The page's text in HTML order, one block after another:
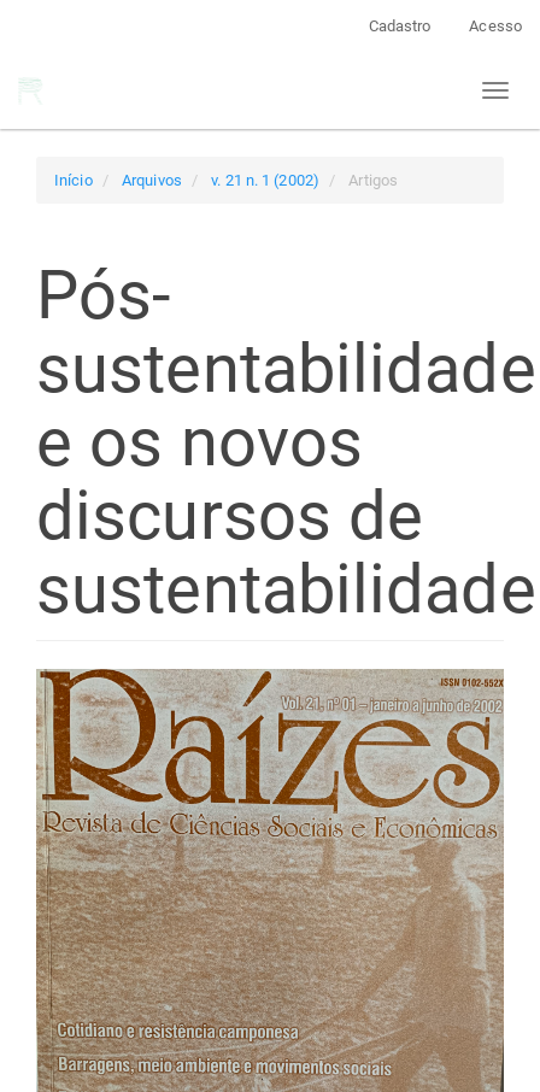
Cadastro Acesso
Toggle
Início Arquivos v. 21 n. 1 (2002) Artigos
Pós-
sustentabilidade
e os novos
discursos de
sustentabilidade
Barra
lateral
de
artigos